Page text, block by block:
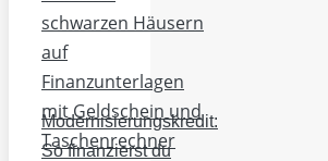
Modernisierungskredit:
So finanzierst du